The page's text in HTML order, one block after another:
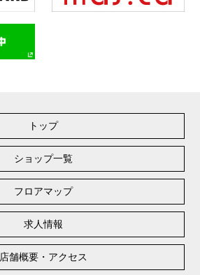
トップ
ショップ一覧
フロアマップ
求人情報
店舗概要・アクセス